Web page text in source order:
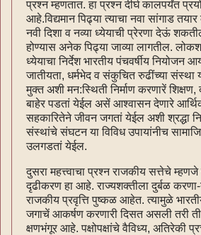
प्रश्न म्हणतात. हा प्रश्न दीर्घ कालपर्यंत
आहे.विद्यमान पिढ्या त्याचा नवा सांगाड
नवी दिशा व नव्या ध्येयाची प्रेरणा देऊं
होण्यास अनेक पिढ्या जाव्या लागतील.
ध्येयाचा निर्देश भारतीय पंचवर्षीय नियोजन
जातीयता, धर्मभेद व संकुचित रुढींच्या संस्था
मुक्त अशी मन:स्थिती निर्माण करणारें शिक्षण,
बाहेर पडतां येईल असें आश्वासन देणारे
सहकारितेने जीवन जगतां येईल अशी श्रद्धा
संस्थांचे संघटन या विविध उपायांनीच
उलगडतां येईल.
दुसरा महत्त्वाचा प्रश्न राजकीय सत्तेचे म्हणजे
दृढीकरण हा आहे. राज्यशक्तीला दुर्बळ
राजकीय प्रवृत्ति पुष्कळ आहेत. त्यामुळे
जगाचें आकर्षण करणारी दिसत असली तरी
क्षणभंगूर आहे. पक्षोपक्षांचे वैविध्य, अतिरेकी